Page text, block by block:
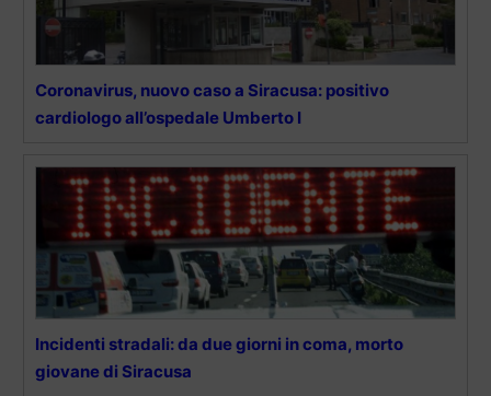
Coronavirus, nuovo caso a Siracusa: positivo
cardiologo all’ospedale Umberto I
Incidenti stradali: da due giorni in coma, morto
giovane di Siracusa